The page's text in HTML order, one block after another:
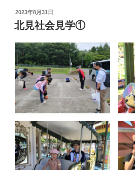
投
稿
日:
2023年8月31日
北見社会見学①